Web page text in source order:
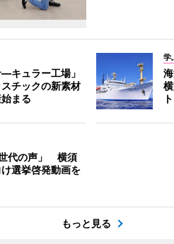
―キュラー工場」
チックの新素材
まる
学
世代の声」 横須
選挙啓発動画を
もっと見る